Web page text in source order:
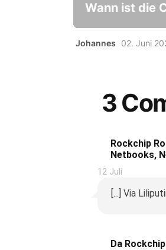
Wann ist die
Johannes 02. Juni
3
Rockchip
Netbooks,
12 Juli
[...] Via
Da